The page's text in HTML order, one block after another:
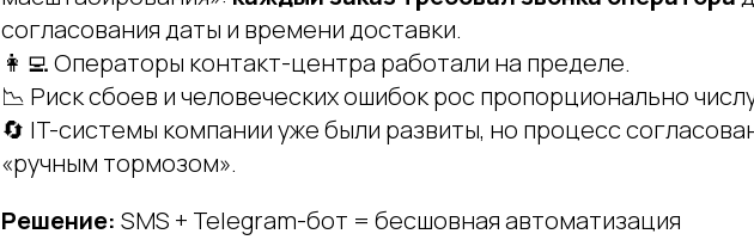
согласования даты и времени доставки.
👩‍💻 Операторы контакт-центра работали на пределе.
📉 Риск сбоев и человеческих ошибок рос пропорционально
🔄 IT-системы компании уже были развиты, но процесс
«ручным тормозом».
Решение: SMS + Telegram-бот = бесшовная автоматизация